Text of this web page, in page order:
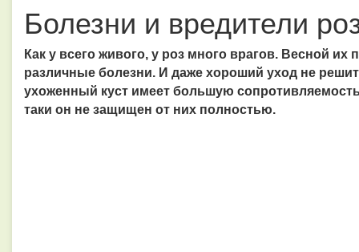
Болезни и вредители
Как у всего живого, у роз много врагов. Весной
различные болезни. И даже хороший уход не
ухоженный куст имеет большую
таки он не защищен от них полностью.